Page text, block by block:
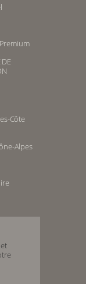
DE
Côte
Alpes